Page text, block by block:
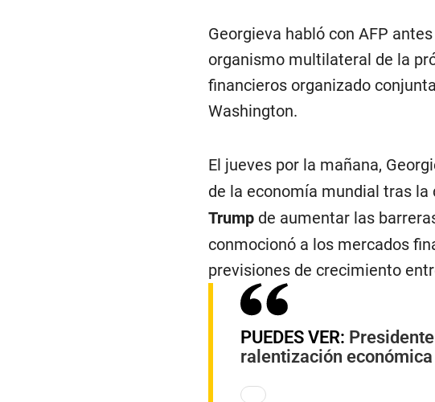
Georgieva habló con AFP
organismo multilateral de la
financieros organizado
Washington.
El jueves por la mañana,
de la economía mundial tras
Trumpde aumentar las
conmocionó a los mercados
previsiones de crecimiento
PUEDES VER:
ralentización